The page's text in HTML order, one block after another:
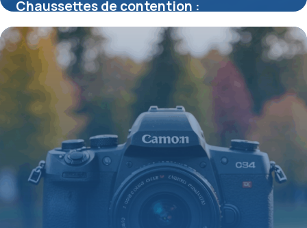
Chaussettes de contention :
remboursement et conditions d’accès
15 juin 2026